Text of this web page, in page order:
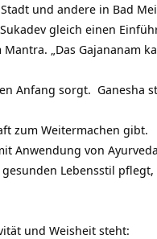
und andere in Bad
gleich einen
„Das Gajananam
Anfang sorgt. Ganesha
zum Weitermachen gibt.
Anwendung von
Lebensstil
und Weisheit steht: